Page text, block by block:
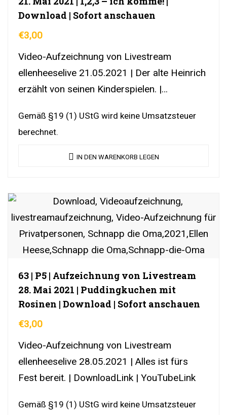
Download | Sofort anschauen
€3,00
Video-Aufzeichnung von Livestream
ellenheeselive 21.05.2021 | Der alte Heinrich
erzählt von seinen Kinderspielen. |
Gemäß §19 (1) UStG wird keine Umsatzsteuer
berechnet.
IN DEN WARENKORB LEGEN
63 | P5 | Aufzeichnung von Livestream
28. Mai 2021 | Puddingkuchen mit
Rosinen | Download | Sofort anschauen
€3,00
Video-Aufzeichnung von Livestream
ellenheeselive 28.05.2021 | Alles ist fürs
Fest bereit. | DownloadLink | YouTubeLink
Gemäß §19 (1) UStG wird keine Umsatzsteuer